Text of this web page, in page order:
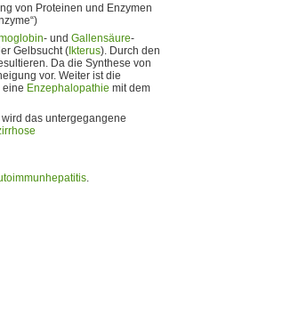
von Proteinen und Enzymen
- und Gallensäure-
Gelbsucht ( Ikterus). Durch den
Da die Synthese von
vor. Weiter ist die
eine Enzephalopathie mit dem
wird das untergegangene
.